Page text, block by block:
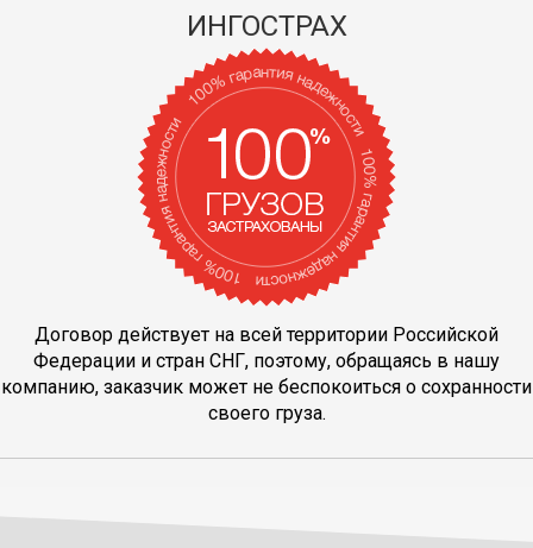
ИНГОСТРАХ
Договор действует на всей территории Российской
Федерации и стран СНГ, поэтому, обращаясь в нашу
компанию, заказчик может не беспокоиться о сохранности
своего груза.